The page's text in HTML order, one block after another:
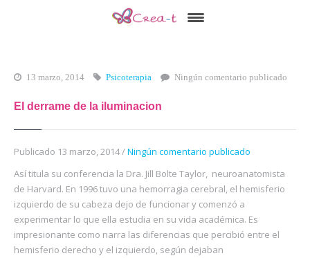
Qué es Crea-t
El Modelo Crea-t
Servicios
Blog
Contacto
13 marzo, 2014 Psicoterapia Ningún comentario publicado
El derrame de la iluminacion
Publicado 13 marzo, 2014 /Ningún comentario publicado
Así titula su conferencia la Dra. Jill Bolte Taylor, neuroanatomista
de Harvard. En 1996 tuvo una hemorragia cerebral, el hemisferio
izquierdo de su cabeza dejo de funcionar y comenzó a
experimentar lo que ella estudia en su vida académica. Es
impresionante como narra las diferencias que percibió entre el
hemisferio derecho y el izquierdo, según dejaban